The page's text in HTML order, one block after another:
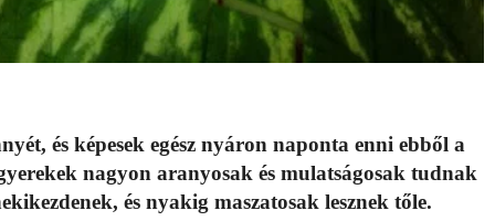
és képesek egész nyáron naponta enni ebből a
gyerekek nagyon aranyosak és mulatságosak tudnak
és nyakig maszatosak lesznek tőle.